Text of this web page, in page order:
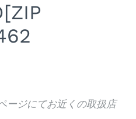
ージにてお近くの取扱店